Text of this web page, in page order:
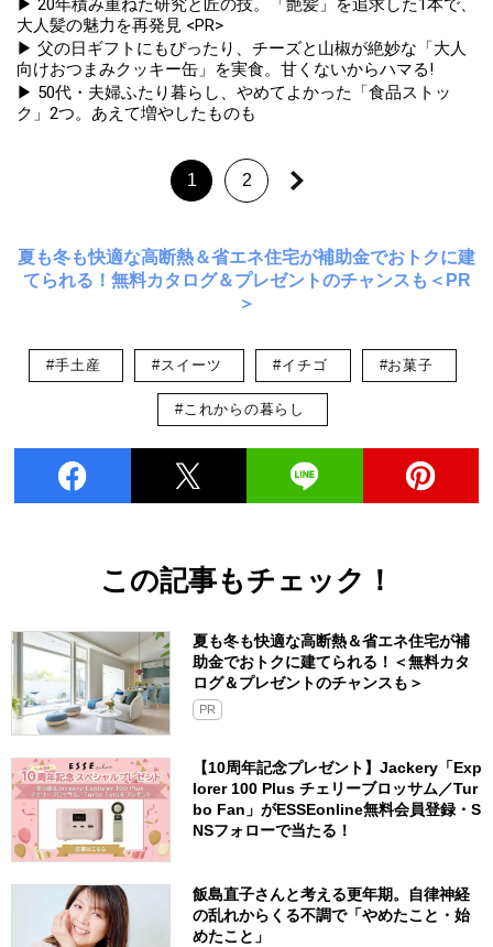
▶ 20年積み重ねた研究と匠の技。「艶髪」を追求した1本で、
大人髪の魅力を再発見 <PR>
▶ 父の日ギフトにもぴったり、チーズと山椒が絶妙な「大人
向けおつまみクッキー缶」を実食。甘くないからハマる!
▶ 50代・夫婦ふたり暮らし、やめてよかった「食品ストッ
ク」2つ。あえて増やしたものも
1 2
夏も冬も快適な高断熱＆省エネ住宅が補助金でおトクに建
てられる！無料カタログ＆プレゼントのチャンスも＜PR
＞
#手土産 #スイーツ #イチゴ #お菓子
#これからの暮らし
この記事もチェック！
夏も冬も快適な高断熱＆省エネ住宅が補
助金でおトクに建てられる！＜無料カタ
ログ＆プレゼントのチャンスも＞
PR
【10周年記念プレゼント】Jackery「Exp
lorer 100 Plus チェリーブロッサム／Tur
bo Fan」がESSEonline無料会員登録・S
NSフォローで当たる！
飯島直子さんと考える更年期。自律神経
の乱れからくる不調で「やめたこと・始
めたこと」